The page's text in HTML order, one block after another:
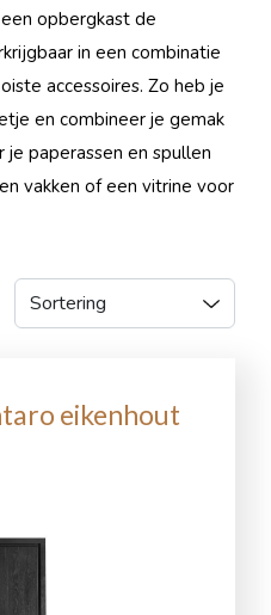
opbergkast de
in een combinatie
accessoires. Zo heb je
en combineer je gemak
paperassen en spullen
vakken of een vitrine voor
eikenhout